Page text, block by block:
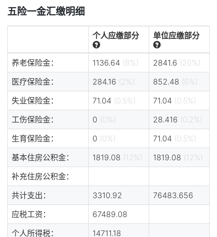
五险一金汇缴明细
个人应缴部分 单位应缴部分
养老保险金： 1136.64 (8%) 2841.6 (20%)
医疗保险金：
284.16 (2%) 852.48 (6%)
失业保险金：
71.04 (0.5%) 71.04 (0.5%)
工伤保险金：
0 (0%) 28.416 (0.2%)
生育保险金：
0 (0%) 71.04 (0.5%)
基本住房公积金：
1819.08 (12%) 1819.08 (12%)
补充住房公积金：
共计支出：
3310.92
76483.656
应税工资：
67489.08
个人所得税：
14711.18